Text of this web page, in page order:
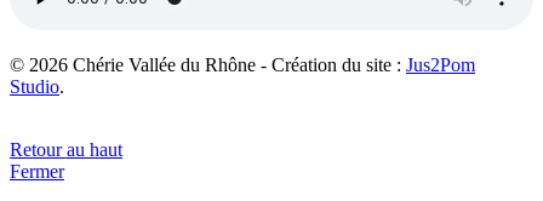
© 2026 Chérie Vallée du Rhône - Création du site : Jus2Pom
Studio.
Retour au haut
Fermer